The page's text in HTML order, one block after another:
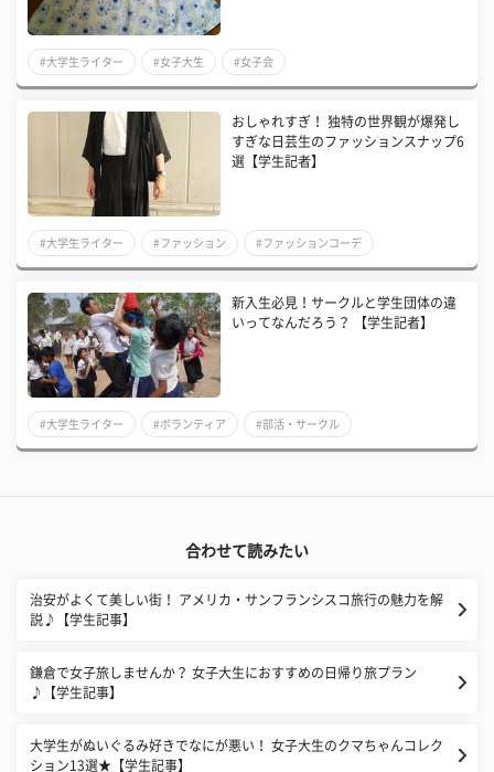
#大学生ライター #女子大生 #女子会
おしゃれすぎ！ 独特の世界観が爆発し
すぎな日芸生のファッションスナップ6
選【学生記者】
#大学生ライター #ファッション #ファッションコーデ
新入生必見！サークルと学生団体の違
いってなんだろう？ 【学生記者】
#大学生ライター #ボランティア #部活・サークル
合わせて読みたい
治安がよくて美しい街！ アメリカ・サンフランシスコ旅行の魅力を解
説♪【学生記事】
鎌倉で女子旅しませんか？ 女子大生におすすめの日帰り旅プラン
♪【学生記事】
​大学生がぬいぐるみ好きでなにが悪い！ 女子大生のクマちゃんコレク
ション13選★【学生記事】